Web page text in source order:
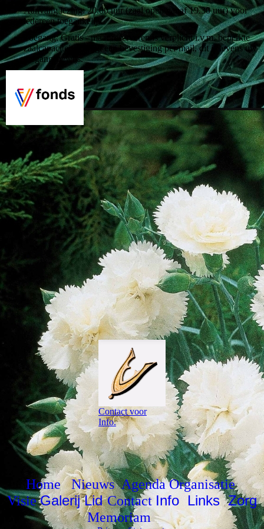
Aanvang lezing: 20.00 uur (zaal open vanaf 19.30 uur) voor
iedereen toegankelijk
Toegang: Gratis - maar reserveren is verplicht i.v.m. beperkte
zaalcapaciteit u krijgt een bevestiging per mail, dit is tevens uw
toegangsbewijs.
Contact voor
Info.
Home Nieuws AgendaOrganisatie
VisieGalerij Lid Contact Info Links Zorg
Memoriam